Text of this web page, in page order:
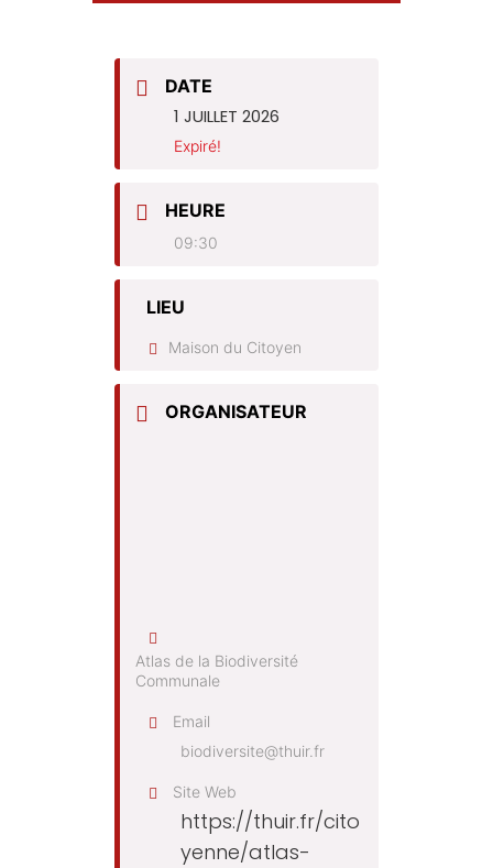
DATE
1 JUILLET 2026
Expiré!
HEURE
09:30
LIEU
Maison du Citoyen
ORGANISATEUR
Atlas de la Biodiversité
Communale
Email
biodiversite@thuir.fr
Site Web
https://thuir.fr/cito
yenne/atlas-